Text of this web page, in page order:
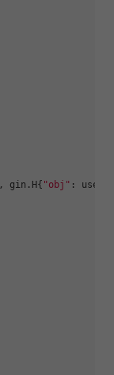
, gin.H{ "obj" : user})